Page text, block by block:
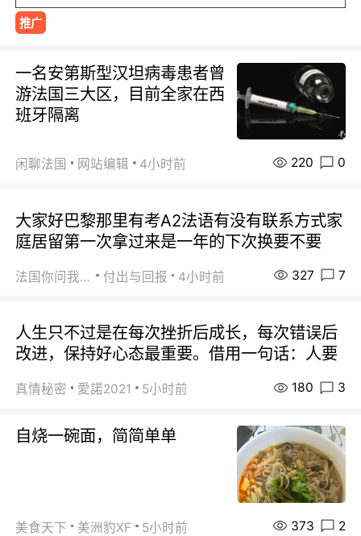
推广
一名安第斯型汉坦病毒患者曾
游法国三大区，目前全家在西
班牙隔离
闲聊法国 网站编辑 4小时前 220 0
大家好巴黎那里有考A2法语有没有联系方式家
庭居留第一次拿过来是一年的下次换要不要
法国你问我答 付出与回报 4小时前 327 7
人生只不过是在每次挫折后成长，每次错误后
改进，保持好心态最重要。借用一句话：人要
真情秘密 愛諾2021 5小时前 180 3
自烧一碗面，简简单单
美食天下 美洲豹XF 5小时前 373 2